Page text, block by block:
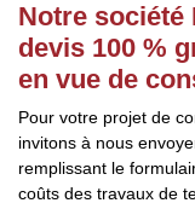
Notre société
devis 100 %
en vue de
Pour votre projet de
invitons à nous
remplissant le
coûts des travaux de